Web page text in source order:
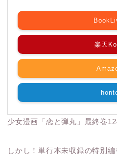
楽天
少女漫画「恋と弾丸」最終巻
しかし！単行本未収録の特別